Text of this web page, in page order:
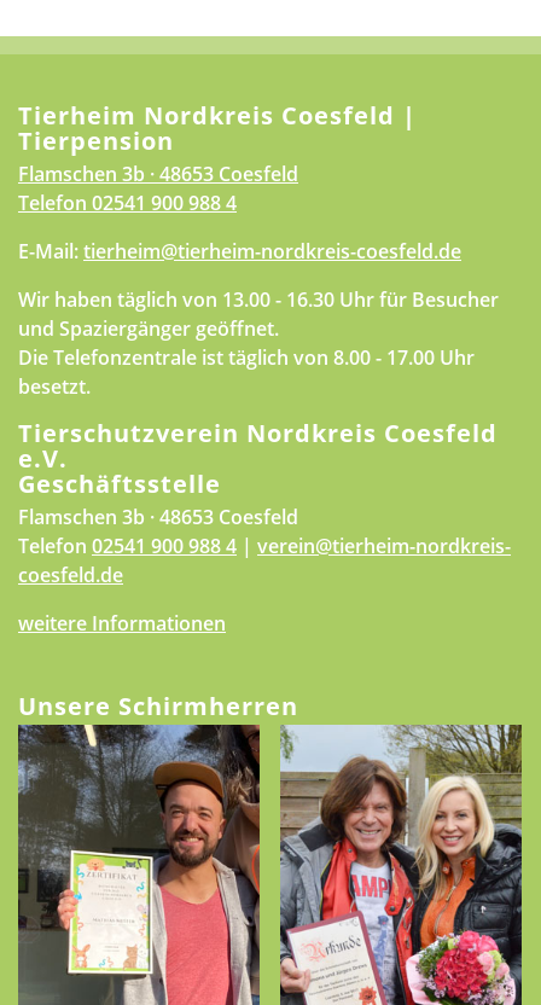
Tierheim Nordkreis Coesfeld |
Tierpension
Flamschen 3b · 48653 Coesfeld
Telefon 02541 900 988 4
E-Mail:tierheim@tierheim-nordkreis-coesfeld.de
Wir haben täglich von 13.00 - 16.30 Uhr für Besucher
und Spaziergänger geöffnet.
Die Telefonzentrale ist täglich von 8.00 - 17.00 Uhr
besetzt.
Tierschutzverein Nordkreis Coesfeld
e.V.
Geschäftsstelle
Flamschen 3b · 48653 Coesfeld
Telefon 02541 900 988 4 | verein@tierheim-nordkreis-
coesfeld.de
weitere Informationen
Unsere Schirmherren